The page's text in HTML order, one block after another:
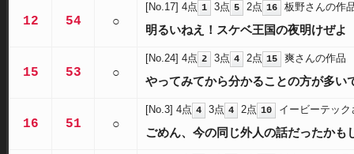
12 54 ○
[No.17] 4点 1 3点 5 2点 16 板野さんの作
明るいねえ！スケベ王国の夜明けぜよ
15 53 ○
[No.24] 4点 2 3点 4 2点 15 爽さんの作品
やってみてから分かることの方が多い
16 51 ○
[No.3] 4点 4 3点 4 2点 10 イービーテッ
ごめん、今の同じ外人の話だったかも